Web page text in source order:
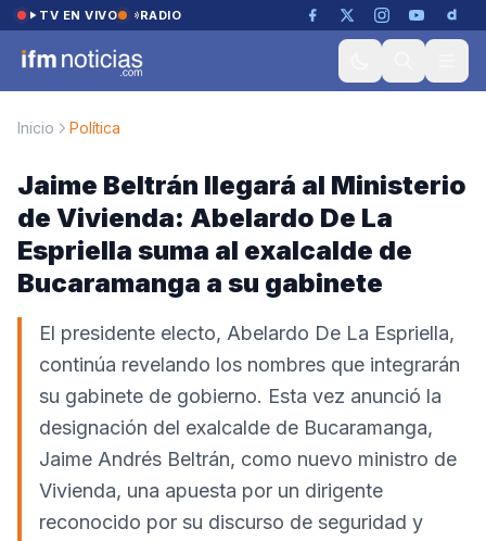
Saltar al contenido
TV EN VIVO RADIO
Inicio Política
Jaime Beltrán llegará al Ministerio
de Vivienda: Abelardo De La
Espriella suma al exalcalde de
Bucaramanga a su gabinete
El presidente electo, Abelardo De La Espriella,
continúa revelando los nombres que integrarán
su gabinete de gobierno. Esta vez anunció la
designación del exalcalde de Bucaramanga,
Jaime Andrés Beltrán, como nuevo ministro de
Vivienda, una apuesta por un dirigente
reconocido por su discurso de seguridad y